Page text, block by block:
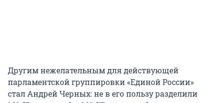
Другим нежелательным для действующей
парламентской группировки «Единой России»
стал Андрей Черных: не в его пользу разделили